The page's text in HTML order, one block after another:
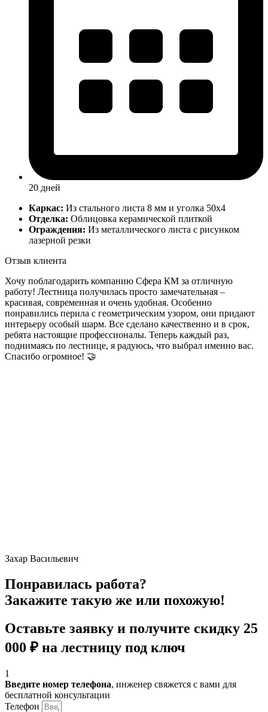
20 дней
Каркас: Из стального листа 8 мм и уголка 50х4
Отделка: Облицовка керамической плиткой
Ограждения: Из металлического листа с рисунком
лазерной резки
Отзыв клиента
Хочу поблагодарить компанию Сфера КМ за отличную
работу! Лестница получилась просто замечательная –
красивая, современная и очень удобная. Особенно
понравились перила с геометрическим узором, они придают
интерьеру особый шарм. Все сделано качественно и в срок,
ребята настоящие профессионалы. Теперь каждый раз,
поднимаясь по лестнице, я радуюсь, что выбрал именно вас.
Спасибо огромное! 🤝
Захар Васильевич
Понравилась работа?
Закажите такую же или похожую!
Оставьте заявку и получите скидку 25
000 ₽ на лестницу под ключ
1
Введите номер телефона, инженер свяжется с вами для
бесплатной консультации
Телефон